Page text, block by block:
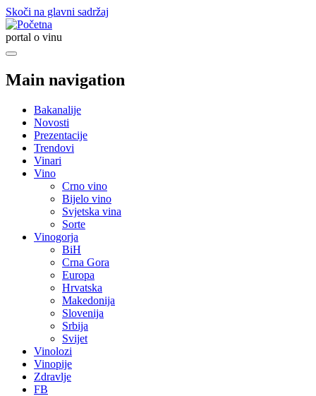
Skoči na glavni sadržaj
portal o vinu
Main navigation
Bakanalije
Novosti
Prezentacije
Trendovi
Vinari
Vino
Crno vino
Bijelo vino
Svjetska vina
Sorte
Vinogorja
BiH
Crna Gora
Europa
Hrvatska
Makedonija
Slovenija
Srbija
Svijet
Vinolozi
Vinopije
Zdravlje
FB